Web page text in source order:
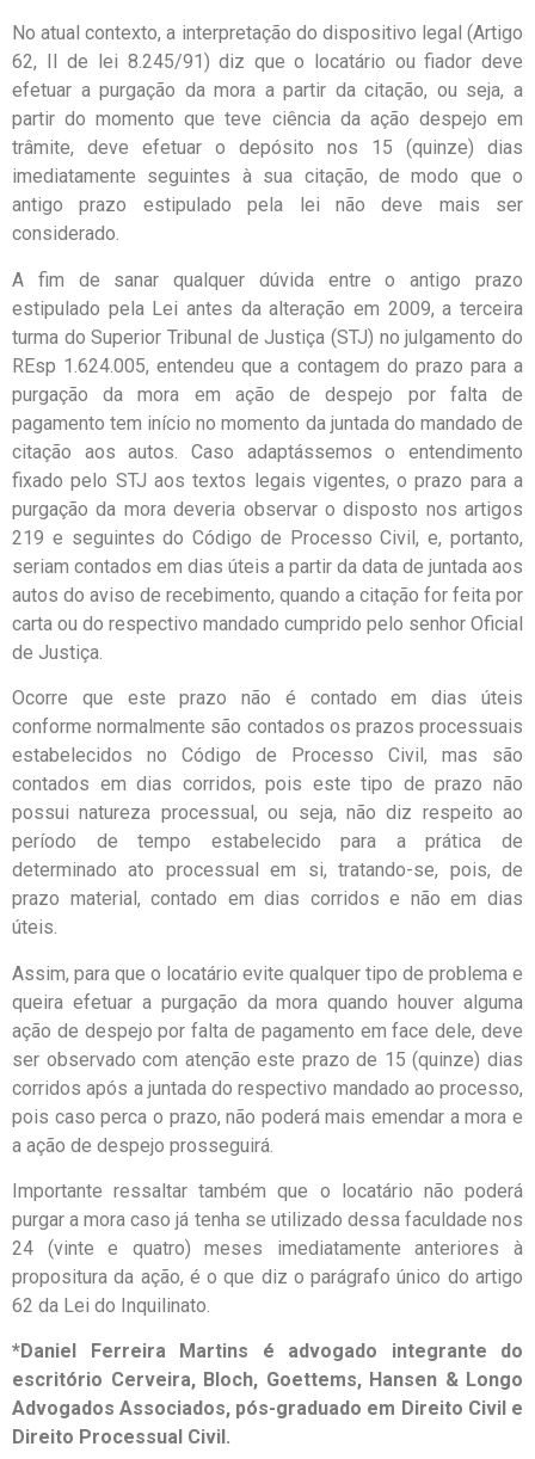
No atual contexto, a interpretação do dispositivo legal (Artigo
62, II de lei 8.245/91) diz que o locatário ou fiador deve
efetuar a purgação da mora a partir da citação, ou seja, a
partir do momento que teve ciência da ação despejo em
trâmite, deve efetuar o depósito nos 15 (quinze) dias
imediatamente seguintes à sua citação, de modo que o
antigo prazo estipulado pela lei não deve mais ser
considerado.
A fim de sanar qualquer dúvida entre o antigo prazo
estipulado pela Lei antes da alteração em 2009, a terceira
turma do Superior Tribunal de Justiça (STJ) no julgamento do
REsp 1.624.005, entendeu que a contagem do prazo para a
purgação da mora em ação de despejo por falta de
pagamento tem início no momento da juntada do mandado de
citação aos autos. Caso adaptássemos o entendimento
fixado pelo STJ aos textos legais vigentes, o prazo para a
purgação da mora deveria observar o disposto nos artigos
219 e seguintes do Código de Processo Civil, e, portanto,
seriam contados em dias úteis a partir da data de juntada aos
autos do aviso de recebimento, quando a citação for feita por
carta ou do respectivo mandado cumprido pelo senhor Oficial
de Justiça.
Ocorre que este prazo não é contado em dias úteis
conforme normalmente são contados os prazos processuais
estabelecidos no Código de Processo Civil, mas são
contados em dias corridos, pois este tipo de prazo não
possui natureza processual, ou seja, não diz respeito ao
período de tempo estabelecido para a prática de
determinado ato processual em si, tratando-se, pois, de
prazo material, contado em dias corridos e não em dias
úteis.
Assim, para que o locatário evite qualquer tipo de problema e
queira efetuar a purgação da mora quando houver alguma
ação de despejo por falta de pagamento em face dele, deve
ser observado com atenção este prazo de 15 (quinze) dias
corridos após a juntada do respectivo mandado ao processo,
pois caso perca o prazo, não poderá mais emendar a mora e
a ação de despejo prosseguirá.
Importante ressaltar também que o locatário não poderá
purgar a mora caso já tenha se utilizado dessa faculdade nos
24 (vinte e quatro) meses imediatamente anteriores à
propositura da ação, é o que diz o parágrafo único do artigo
62 da Lei do Inquilinato.
*Daniel Ferreira Martins é advogado integrante do
escritório Cerveira, Bloch, Goettems, Hansen & Longo
Advogados Associados, pós-graduado em Direito Civil e
Direito Processual Civil.